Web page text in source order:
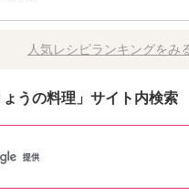
人気レシピランキングをみ
ょうの料理」サイト内検索